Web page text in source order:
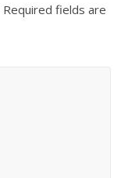
Required fields are